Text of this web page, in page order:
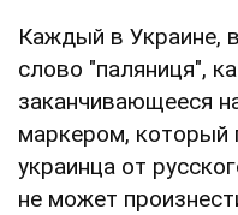
Каждый в Украине,
слово "паляниця",
заканчивающееся
маркером, который
украинца от
не может